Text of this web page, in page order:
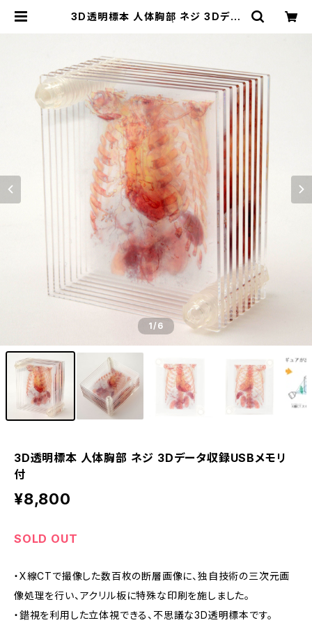
3D透明標本 人体胸部 ネジ 3Dデー
1/6
3D透明標本 人体胸部 ネジ 3Dデータ収録USBメモリ
付
¥8,800
SOLD OUT
・X線CTで撮像した数百枚の断層画像に、独自技術の三次元画
像処理を行い、アクリル板に特殊な印刷を施しました。
・錯視を利用した立体視できる、不思議な3D透明標本です。